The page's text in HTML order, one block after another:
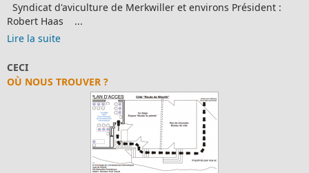
Syndicat d'aviculture de Merkwiller et environs Président :
Robert Haas ...
Lire la suite
CECI
OÙ NOUS TROUVER ?